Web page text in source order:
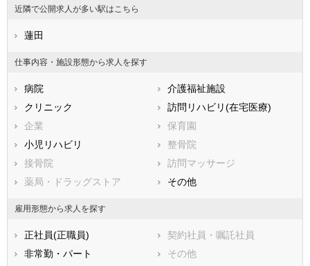
福岡県
佐賀県
熊本県
市部
川越市
飯能市
加須市
本庄市
東松山市
春日部市
狭山市
羽生市
鴻巣市
深谷市
上尾市
草加市
越谷市
蕨市
志木市
和光市
新座市
桶川市
近隣で公開求人が多い駅はこちら
蓮田
仕事内容・施設形態から求人を探す
病院
介護福祉施設
クリニック
訪問リハビリ(在宅医療)
企業
保育園
小児リハビリ
整骨院
接骨院
訪問マッサージ
薬局・ドラッグストア
その他
雇用形態から求人を探す
正社員(正職員)
契約社員・嘱託社員
非常勤・パート
その他